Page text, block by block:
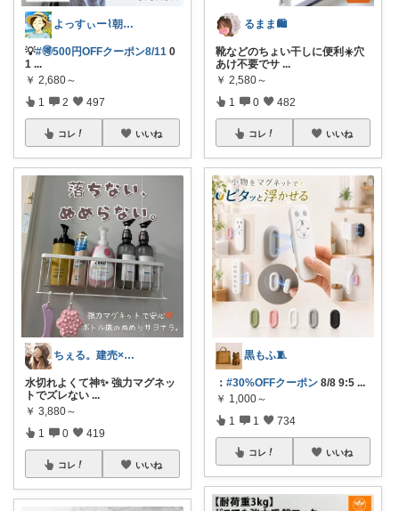
よっすぃー⌇朝コレ☀楽しい暮らし😇
💡#🉐500円OFFクーポン8/11 0
1 ...
￥ 2,680～
1 2 497
コレ いいね
ちぇる。建売×暖色お家づくり
水切れよくて神✨ 強力マグネッ
トでズレない ...
￥ 3,880～
1 0 419
コレ いいね
るまま🛍️
靴などのちょい干しに便利☀️穴
あけ不要でサ ...
￥ 2,580～
1 0 482
コレ いいね
黒もふ🧵
： #30%OFFクーポン 8/8 9:5 ...
￥ 1,000～
1 1 734
コレ いいね